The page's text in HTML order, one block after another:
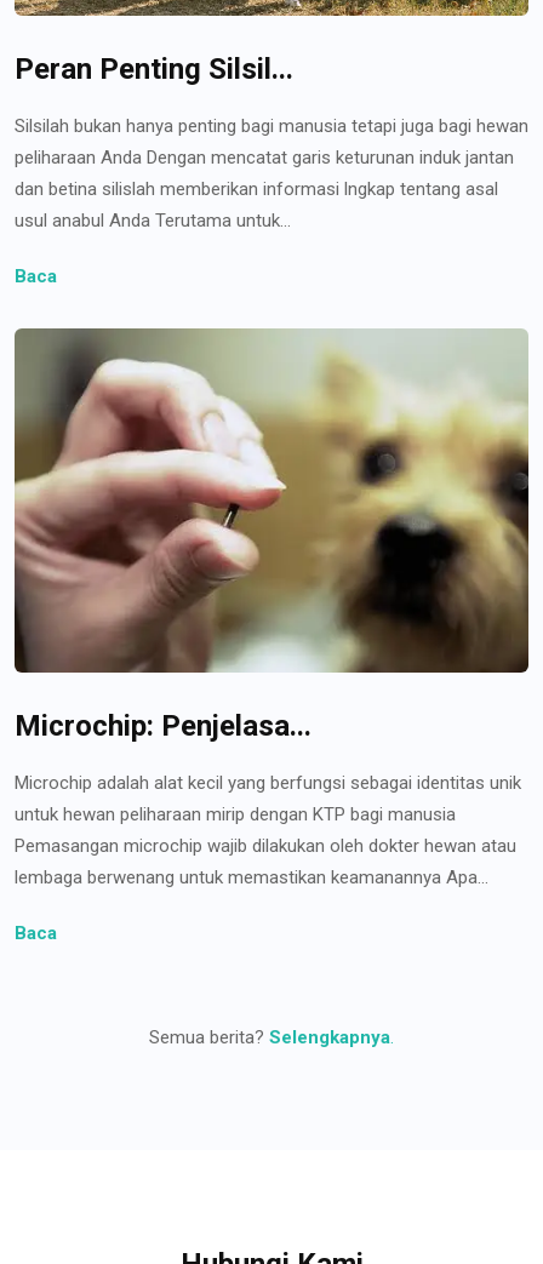
Peran Penting Silsil...
Silsilah bukan hanya penting bagi manusia tetapi juga bagi hewan
peliharaan Anda Dengan mencatat garis keturunan induk jantan
dan betina silislah memberikan informasi lngkap tentang asal
usul anabul Anda Terutama untuk...
Baca
Microchip: Penjelasa...
Microchip adalah alat kecil yang berfungsi sebagai identitas unik
untuk hewan peliharaan mirip dengan KTP bagi manusia
Pemasangan microchip wajib dilakukan oleh dokter hewan atau
lembaga berwenang untuk memastikan keamanannya Apa...
Baca
Semua berita? Selengkapnya.